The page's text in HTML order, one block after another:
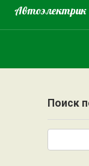
Автоэлектрик
Поиск